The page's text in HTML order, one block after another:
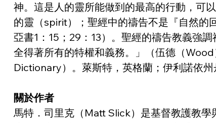
神。這是人的靈所能做到的最高的行動，可
的靈（spirit）；聖經中的禱告不是『自然的
亞書1：15；29：13）。聖經的禱告教義強
全得著所有的特權和義務。」（伍德（
Dictionary）。萊斯特，英格蘭；伊利諾依
關於作者
馬特．司里克（Matt Slick）是基督教護教學